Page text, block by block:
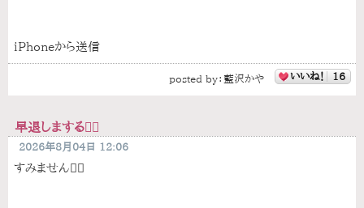
iPhoneから送信
posted by： 藍沢かや いいね！ 16
早退しまする🙇‍♀️
2026年8月04日 12:06
すみません🙇‍♀️